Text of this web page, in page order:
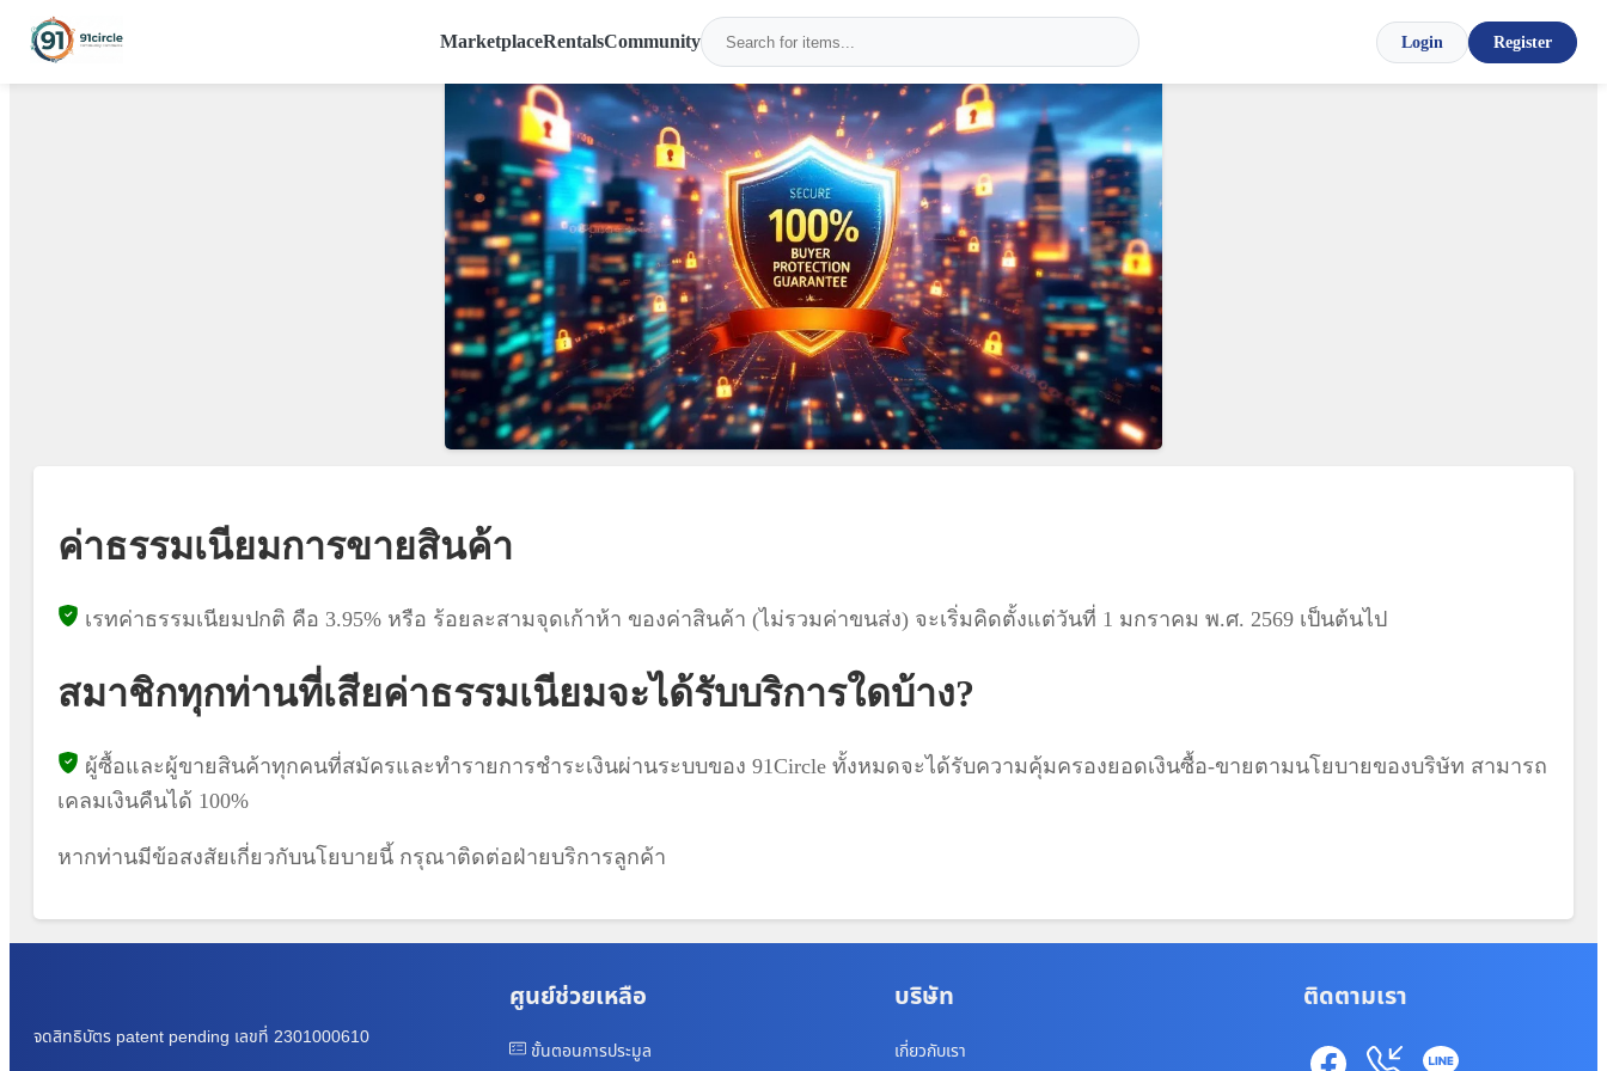
MarketplaceRentalsCommunity Login Register
ค่าธรรมเนียมการขายสินค้า
เรทค่าธรรมเนียมปกติ คือ 3.95% หรือ ร้อยละสามจุดเก้าห้า ของค่าสินค้า (ไม่รวมค่าขนส่ง) จะเริ่มคิดตั้งแต่วันที่ 1 มกราคม พ.ศ. 2569 เป็นต้นไป
สมาชิกทุกท่านที่เสียค่าธรรมเนียมจะได้รับบริการใดบ้าง?
ผู้ซื้อและผู้ขายสินค้าทุกคนที่สมัครและทำรายการชำระเงินผ่านระบบของ 91Circle ทั้งหมดจะได้รับความคุ้มครองยอดเงินซื้อ-ขายตามนโยบายของบริษัท สามารถ
เคลมเงินคืนได้ 100%
หากท่านมีข้อสงสัยเกี่ยวกับนโยบายนี้ กรุณาติดต่อฝ่ายบริการลูกค้า
จดสิทธิบัตร patent pending เลขที่ 2301000610
ศูนย์ช่วยเหลือ
ขั้นตอนการประมูล
บริษัท
เกี่ยวกับเรา
ติดตามเรา